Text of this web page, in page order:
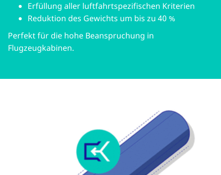
Erfüllung aller luftfahrtspezifischen Kriterien
Reduktion des Gewichts um bis zu 40 %
Perfekt für die hohe Beanspruchung in
Flugzeugkabinen.